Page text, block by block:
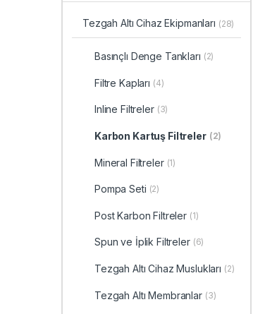
Tezgah Altı Cihaz Ekipmanları (28)
Basınçlı Denge Tankları (2)
Filtre Kapları (4)
Inline Filtreler (3)
Karbon Kartuş Filtreler (2)
Mineral Filtreler (1)
Pompa Seti (2)
Post Karbon Filtreler (1)
Spun ve İplik Filtreler (6)
Tezgah Altı Cihaz Muslukları (2)
Tezgah Altı Membranlar (3)